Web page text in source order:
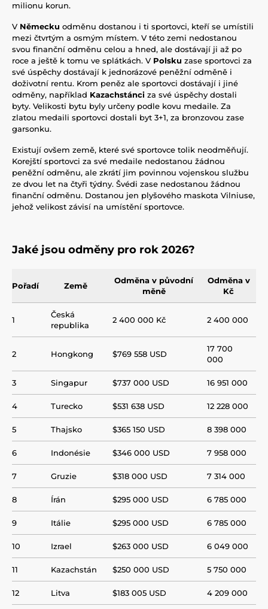
milionu korun.
V Německu odměnu dostanou i ti sportovci, kteří se umístili
mezi čtvrtým a osmým místem. V této zemi nedostanou
svou finanční odměnu celou a hned, ale dostávají ji až po
roce a ještě k tomu ve splátkách. V Polsku zase sportovci za
své úspěchy dostávají k jednorázové peněžní odměně i
doživotní rentu. Krom peněz ale sportovci dostávají i jiné
odměny, například Kazachstánci za své úspěchy dostali
byty. Velikosti bytu byly určeny podle kovu medaile. Za
zlatou medaili sportovci dostali byt 3+1, za bronzovou zase
garsonku.
Existují ovšem země, které své sportovce tolik neodměňují.
Korejští sportovci za své medaile nedostanou žádnou
peněžní odměnu, ale zkrátí jim povinnou vojenskou službu
ze dvou let na čtyři týdny. Švédi zase nedostanou žádnou
finanční odměnu. Dostanou jen plyšového maskota Vilniuse,
jehož velikost závisí na umístění sportovce.
Jaké jsou odměny pro rok 2026?
Pořadí Země
Odměna v původní
měně
Odměna v
Kč
1
Česká
republika
2 400 000 Kč 2 400 000
2 Hongkong $769 558 USD
17 700
000
3 Singapur $737 000 USD 16 951 000
4 Turecko $531 638 USD 12 228 000
5 Thajsko $365 150 USD 8 398 000
6 Indonésie $346 000 USD 7 958 000
7 Gruzie $318 000 USD 7 314 000
8 Írán $295 000 USD 6 785 000
9 Itálie $295 000 USD 6 785 000
10 Izrael $263 000 USD 6 049 000
11 Kazachstán $250 000 USD 5 750 000
12 Litva $183 005 USD 4 209 000